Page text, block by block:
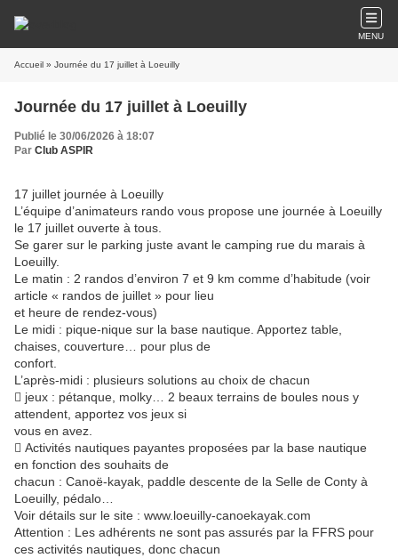
MENU
Accueil » Journée du 17 juillet à Loeuilly
Journée du 17 juillet à Loeuilly
Publié le 30/06/2026 à 18:07
Par Club ASPIR
17 juillet journée à Loeuilly
L’équipe d’animateurs rando vous propose une journée à Loeuilly
le 17 juillet ouverte à tous.
Se garer sur le parking juste avant le camping rue du marais à
Loeuilly.
Le matin : 2 randos d’environ 7 et 9 km comme d’habitude (voir
article « randos de juillet » pour lieu
et heure de rendez-vous)
Le midi : pique-nique sur la base nautique. Apportez table,
chaises, couverture… pour plus de
confort.
L’après-midi : plusieurs solutions au choix de chacun
 jeux : pétanque, molky… 2 beaux terrains de boules nous y
attendent, apportez vos jeux si
vous en avez.
 Activités nautiques payantes proposées par la base nautique
en fonction des souhaits de
chacun : Canoë-kayak, paddle descente de la Selle de Conty à
Loeuilly, pédalo…
Voir détails sur le site : www.loeuilly-canoekayak.com
Attention : Les adhérents ne sont pas assurés par la FFRS pour
ces activités nautiques, donc chacun